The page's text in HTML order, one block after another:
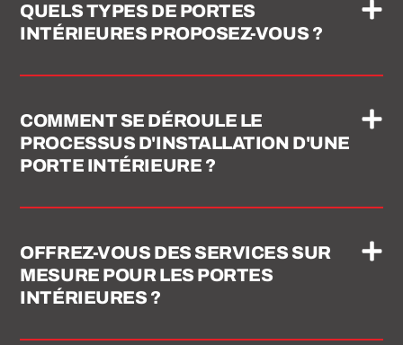
QUELS TYPES DE PORTES
INTÉRIEURES PROPOSEZ-VOUS ?
COMMENT SE DÉROULE LE
PROCESSUS D'INSTALLATION D'UNE
PORTE INTÉRIEURE ?
OFFREZ-VOUS DES SERVICES SUR
MESURE POUR LES PORTES
INTÉRIEURES ?